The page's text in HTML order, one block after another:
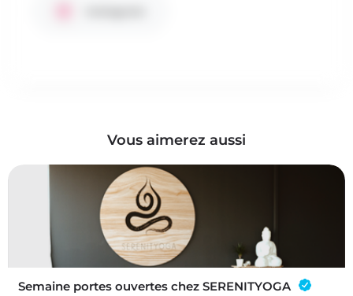
Vous aimerez aussi
Semaine portes ouvertes chez SERENITYOGA